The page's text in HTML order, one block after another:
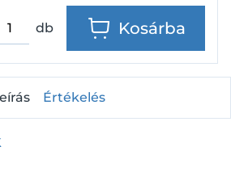
db Kosárba
Értékelés